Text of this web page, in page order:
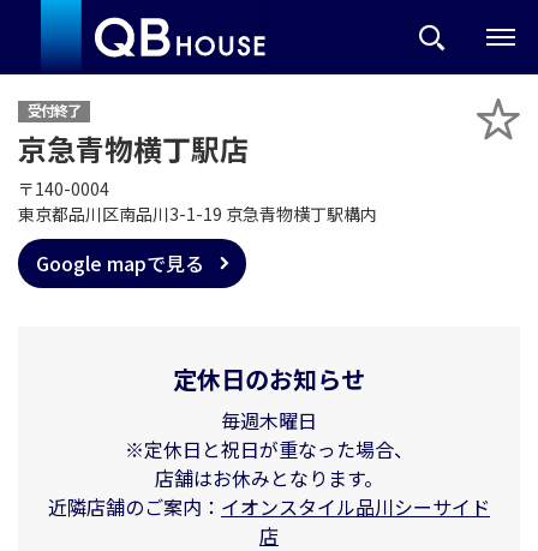
受付終了
京急青物横丁駅店
〒140-0004
東京都品川区南品川3-1-19 京急青物横丁駅構内
Google mapで見る
定休日のお知らせ
毎週木曜日
※定休日と祝日が重なった場合、
店舗はお休みとなります。
近隣店舗のご案内： イオンスタイル品川シーサイド
店